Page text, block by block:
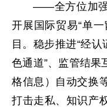
——全方位加强
开展国际贸易“单
目。稳步推进“经认
色通道”、监管结果
格信息）自动交换
打击走私、知识产